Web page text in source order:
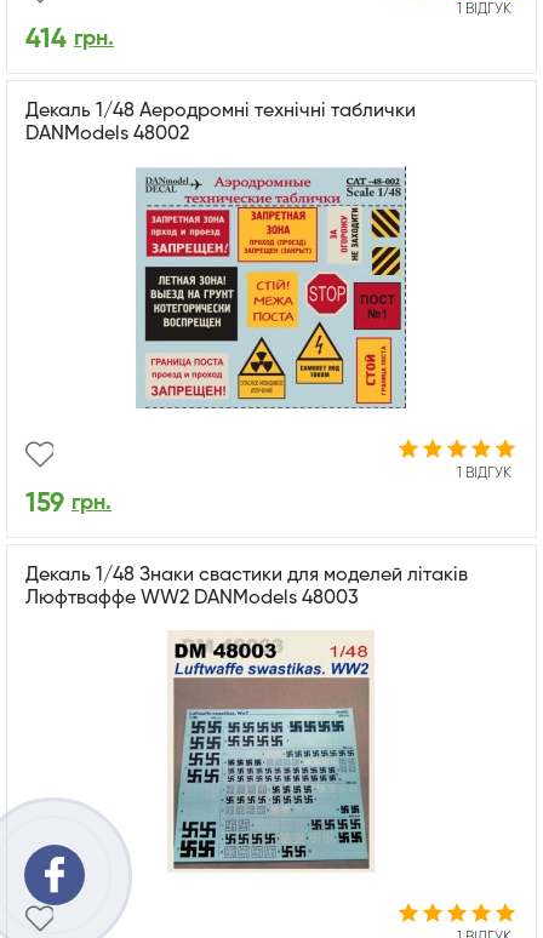
1 ВІДГУК
414 грн.
Декаль 1/48 Аеродромні технічні таблички
DANModels 48002
1 ВІДГУК
159 грн.
Декаль 1/48 Знаки свастики для моделей літаків
Люфтваффе WW2 DANModels 48003